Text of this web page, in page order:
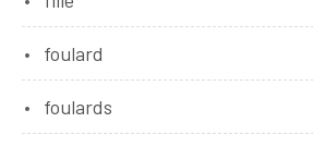
foulard
foulards